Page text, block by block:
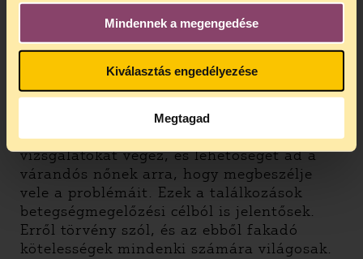
Mindennek a megengedése
Kiválasztás engedélyezése
Megtagad
Most is van arra vonatkozó szabály, hogy a
várandós nőnek kötelessége együttműködni
a védőnővel. Ez azt jelenti, hogy a
kismamának és a védőnőnek időről időre
találkoznia kell egymással. A védőnő e
találkozások során meghatározott
vizsgálatokat végez, és lehetőséget ad a
várandós nőnek arra, hogy megbeszélje
vele a problémáit. Ezek a találkozások
betegségmegelőzési célból is jelentősek.
Erről törvény szól, és az ebből fakadó
kötelességek mindenki számára világosak.